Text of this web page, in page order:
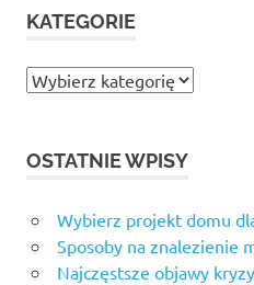
KATEGORIE
Kategorie
OSTATNIE WPISY
Wybierz projekt domu
Sposoby na znalezienie
Najczęstsze objawy